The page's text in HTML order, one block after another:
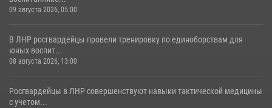
09 августа 2026, 05:00
В ЛНР росгвардейцы провели тренировку по единоборствам для
юных воспит...
08 августа 2026, 13:00
Росгвардейцы в ЛНР совершенствуют навыки тактической медицины
с учетом...